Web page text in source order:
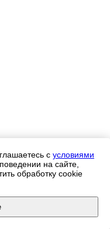
заявку или
с условиями
на сайте,
обработку cookie